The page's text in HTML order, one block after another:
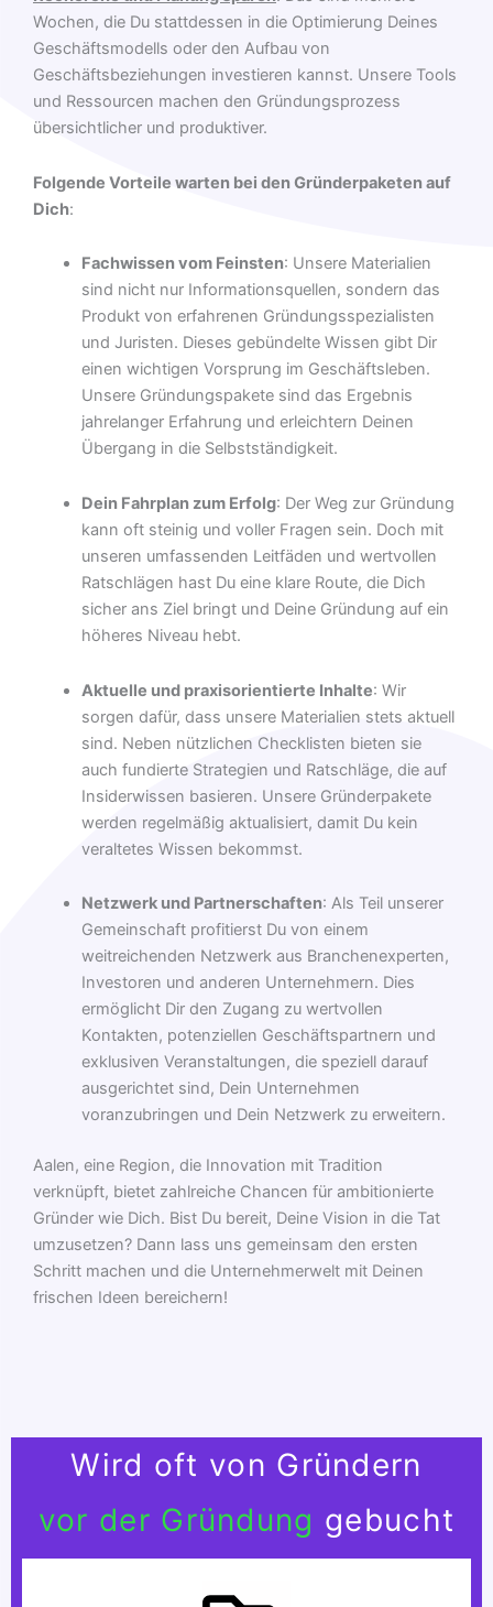
Wochen, die Du stattdessen in die Optimierung Deines
Geschäftsmodells oder den Aufbau von
Geschäftsbeziehungen investieren kannst. Unsere Tools
und Ressourcen machen den Gründungsprozess
übersichtlicher und produktiver.
Folgende Vorteile warten bei den Gründerpaketen auf
Dich:
Fachwissen vom Feinsten: Unsere Materialien
sind nicht nur Informationsquellen, sondern das
Produkt von erfahrenen Gründungsspezialisten
und Juristen. Dieses gebündelte Wissen gibt Dir
einen wichtigen Vorsprung im Geschäftsleben.
Unsere Gründungspakete sind das Ergebnis
jahrelanger Erfahrung und erleichtern Deinen
Übergang in die Selbstständigkeit.
Dein Fahrplan zum Erfolg: Der Weg zur Gründung
kann oft steinig und voller Fragen sein. Doch mit
unseren umfassenden Leitfäden und wertvollen
Ratschlägen hast Du eine klare Route, die Dich
sicher ans Ziel bringt und Deine Gründung auf ein
höheres Niveau hebt.
Aktuelle und praxisorientierte Inhalte: Wir
sorgen dafür, dass unsere Materialien stets aktuell
sind. Neben nützlichen Checklisten bieten sie
auch fundierte Strategien und Ratschläge, die auf
Insiderwissen basieren. Unsere Gründerpakete
werden regelmäßig aktualisiert, damit Du kein
veraltetes Wissen bekommst.
Netzwerk und Partnerschaften: Als Teil unserer
Gemeinschaft profitierst Du von einem
weitreichenden Netzwerk aus Branchenexperten,
Investoren und anderen Unternehmern. Dies
ermöglicht Dir den Zugang zu wertvollen
Kontakten, potenziellen Geschäftspartnern und
exklusiven Veranstaltungen, die speziell darauf
ausgerichtet sind, Dein Unternehmen
voranzubringen und Dein Netzwerk zu erweitern.
Aalen, eine Region, die Innovation mit Tradition
verknüpft, bietet zahlreiche Chancen für ambitionierte
Gründer wie Dich. Bist Du bereit, Deine Vision in die Tat
umzusetzen? Dann lass uns gemeinsam den ersten
Schritt machen und die Unternehmerwelt mit Deinen
frischen Ideen bereichern!
Wird oft von Gründern
vor der Gründung gebucht